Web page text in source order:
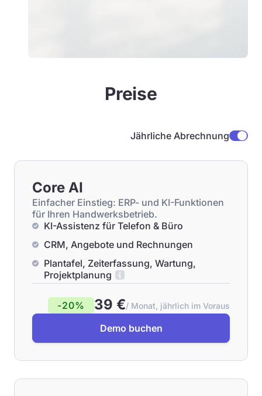
Preise
Jährliche Abrechnung
Core AI
Einfacher Einstieg: ERP- und KI-Funktionen
für Ihren Handwerksbetrieb.
KI-Assistenz für Telefon & Büro
CRM, Angebote und Rechnungen
Plantafel, Zeiterfassung, Wartung,
Projektplanung
-20% 39 €/ Monat, jährlich im Voraus
Demo buchen